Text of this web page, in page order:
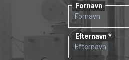
Fornavn
Efternavn